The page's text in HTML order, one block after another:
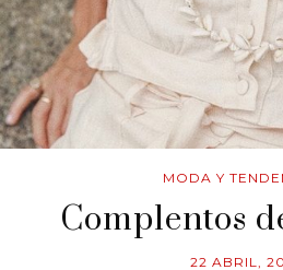
MODA Y
Complentos
22 ABRIL,